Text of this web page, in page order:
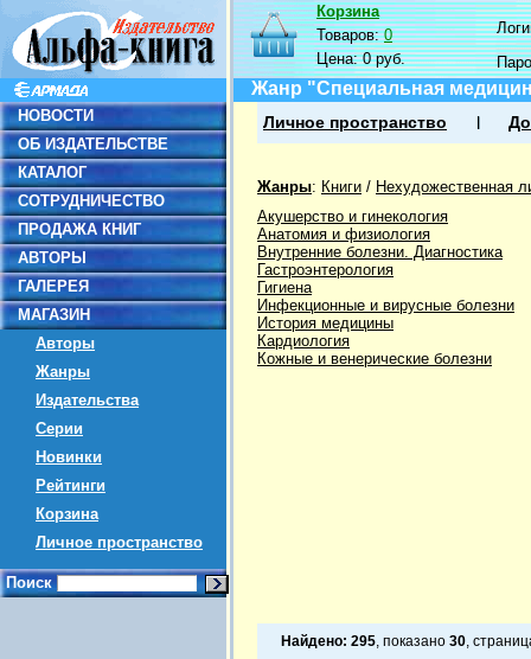
НОВОСТИ
ОБ ИЗДАТЕЛЬСТВЕ
КАТАЛОГ
СОТРУДНИЧЕСТВО
ПРОДАЖА КНИГ
АВТОРЫ
ГАЛЕРЕЯ
МАГАЗИН
Авторы
Жанры
Издательства
Серии
Новинки
Рейтинги
Корзина
Личное пространство
Поиск
Корзина
Товаров:0
Цена:0 руб.
Жанр "Специальная
Личное пространство
Жанры: Книги / Нехудожественная
Акушерство и гинекология
Анатомия и физиология
Внутренние болезни. Диагностика
Гастроэнтерология
Гигиена
Инфекционные и вирусные болезни
История медицины
Кардиология
Кожные и венерические болезни
Найдено: 295, показано 30,